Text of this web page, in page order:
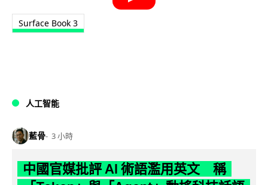
Surface Book 3
人工智能
藍骨 3 小時
中國官媒批評 AI 術語濫用英文 稱